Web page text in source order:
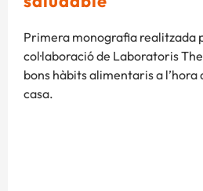
Primera monografia realitzada
col·laboració de Laboratoris
bons hàbits alimentaris a
casa.